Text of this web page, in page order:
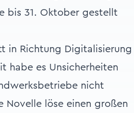
bis 31. Oktober gestellt
in Richtung Digitalisierung
habe es Unsicherheiten
nicht
Novelle löse einen großen